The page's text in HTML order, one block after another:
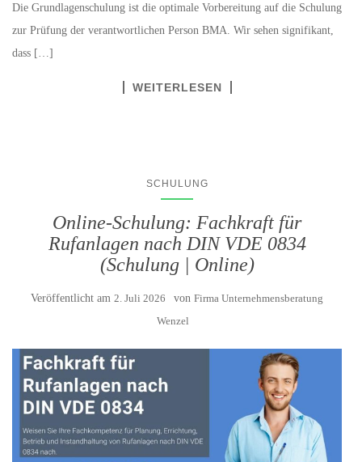
Die Grundlagenschulung ist die optimale Vorbereitung auf die Schulung
zur Prüfung der verantwortlichen Person BMA. Wir sehen signifikant,
dass […]
WEITERLESEN
SCHULUNG
Online-Schulung: Fachkraft für
Rufanlagen nach DIN VDE 0834
(Schulung | Online)
Veröffentlicht am 2. Juli 2026 von Firma Unternehmensberatung
Wenzel